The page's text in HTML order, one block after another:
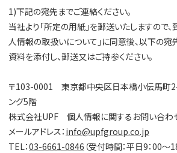
1)下記の宛先までご連絡ください。
当社より「所定の用紙」を郵送いたしますので、
人情報の取扱いについて」に同意後、以下の宛
資料を添付し、郵送又はご持参ください。
〒103-0001 東京都中央区日本橋小伝馬町
ング5階
株式会社UPF 個人情報に関するお問い合わ
メールアドレス： info@upfgroup.co.jp
TEL：03-6661-0846 （受付時間：平日9：00～18